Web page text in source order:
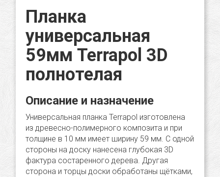
Планка
универсальная
59мм Terrapol 3D
полнотелая
Описание и назначение
Универсальная планка Terrapol изготовлена
из древесно-полимерного композита и при
толщине в 10 мм имеет ширину 59 мм. С одной
стороны на доску нанесена глубокая 3D
фактура состаренного дерева. Другая
сторона и торцы доски обработаны щётками,